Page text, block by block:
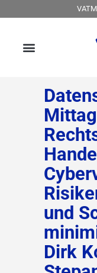
und
Dirk